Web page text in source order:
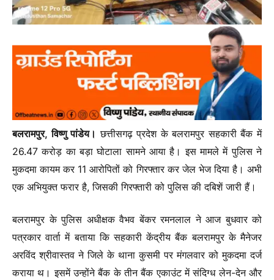
बलरामपुर, विष्णु पांडेय। छत्तीसगढ़ प्रदेश के बलरामपुर सहकारी बैंक में
26.47 करोड़ का बड़ा घोटाला सामने आया है। इस मामले में पुलिस ने
मुकदमा कायम कर 11 आरोपितों को गिरफ्तार कर जेल भेज दिया है। अभी
एक अभियुक्त फरार है, जिसकी गिरफ्तारी को पुलिस की दबिशें जारी हैं।
बलरामपुर के पुलिस अधीक्षक वैभव बेंकर रमनलाल ने आज बुधवार को
पत्रकार वार्ता में बताया कि सहकारी केंद्रीय बैंक बलरामपुर के मैनेजर
अरविंद श्रीवास्तव ने जिले के थाना कुसमी पर मंगलवार को मुकदमा दर्ज
कराया थ। इसमें उन्होंने बैंक के तीन बैंक एकाउंट में संदिग्ध लेन-देन और